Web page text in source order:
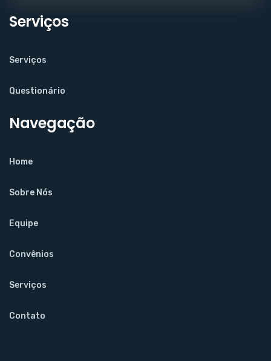
Serviços
Serviços
Questionário
Navegação
Home
Sobre Nós
Equipe
Convênios
Serviços
Contato